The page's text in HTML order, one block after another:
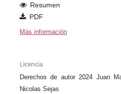
Resumen
PDF
Más información
Licencia
Derechos de autor 2024 Juan
Nicolas Sejas